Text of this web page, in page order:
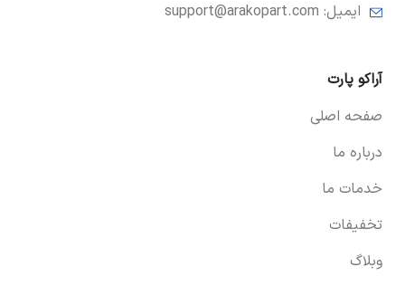
ایمیل: support@arakopart.com
آراکو پارت
صفحه اصلی
درباره ما
خدمات ما
تخفیفات
وبلاگ